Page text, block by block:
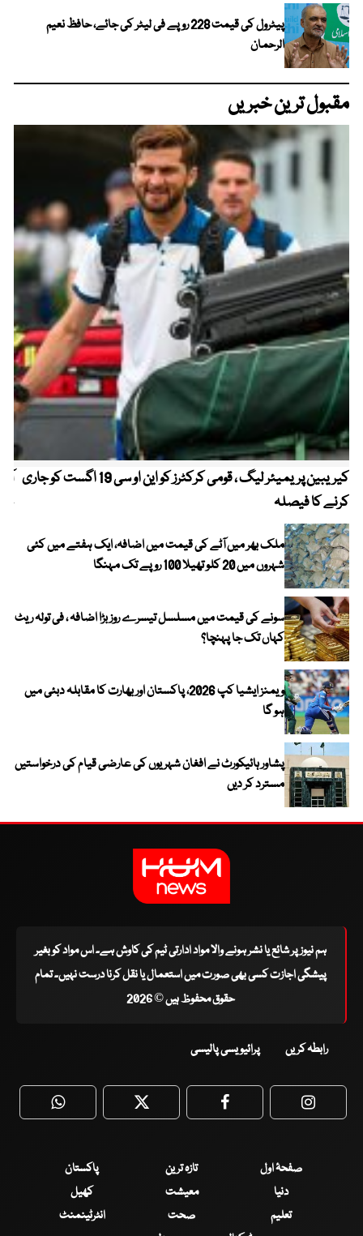
پیٹرول کی قیمت 228 روپے فی لیٹر کی جائے، حافظ نعیم
الرحمان
مقبول ترین خبریں
کیریبین پریمیئر لیگ ، قومی کرکٹرز کو این او سی 19 اگست کو جاری
کرنے کا فیصلہ
ملک بھر میں آٹے کی قیمت میں اضافہ، ایک ہفتے میں کئی
شہروں میں 20 کلو تھیلا 100 روپے تک مہنگا
سونے کی قیمت میں مسلسل تیسرے روز بڑا اضافہ ، فی تولہ ریٹ
کہاں تک جا پہنچا؟
ویمنز ایشیا کپ 2026، پاکستان اور بھارت کا مقابلہ دبئی میں
ہو گا
پشاور ہائیکورٹ نے افغان شہریوں کی عارضی قیام کی درخواستیں
مسترد کر دیں
ہم نیوز پر شائع یا نشر ہونے والا مواد ادارتی ٹیم کی کاوش ہے۔ اس مواد کو بغیر
پیشگی اجازت کسی بھی صورت میں استعمال یا نقل کرنا درست نہیں۔ تمام
حقوق محفوظ ہیں © 2026
رابطہ کریں پرائیویسی پالیسی
WhatsApp Twitter Facebook
صفحۂ اول تازہ ترین
پاکستان
دنیا
معیشت
کھیل
تعلیم
صحت
انٹرٹینمنٹ